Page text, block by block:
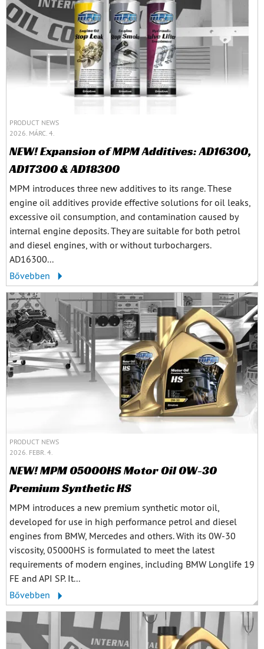
PRODUCT NEWS
2026. MÁRC. 4.
NEW! Expansion of MPM Additives: AD16300,
AD17300 & AD18300
MPM introduces three new additives to its range. These
engine oil additives provide effective solutions for oil leaks,
excessive oil consumption, and contamination caused by
internal engine deposits. They are suitable for both petrol
and diesel engines, with or without turbochargers.
AD16300...
Bővebben
PRODUCT NEWS
2026. FEBR. 4.
NEW! MPM 05000HS Motor Oil 0W-30
Premium Synthetic HS
MPM introduces a new premium synthetic motor oil,
developed for use in high performance petrol and diesel
engines from BMW, Mercedes and others. With its 0W-30
viscosity, 05000HS is formulated to meet the latest
requirements of modern engines, including BMW Longlife 19
FE and API SP. It...
Bővebben